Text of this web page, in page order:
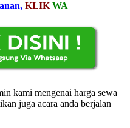
KLIK WA
kami mengenai harga sewa
juga acara anda berjalan